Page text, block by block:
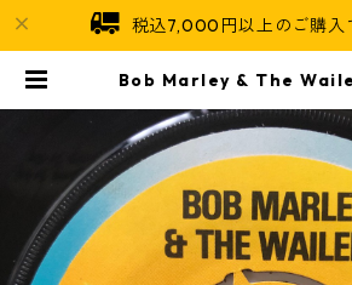
税込7,000円以上のご購入
Bob Marley & The
maican Soul